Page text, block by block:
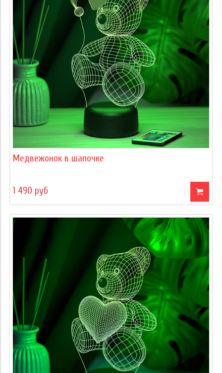
Медвежонок в шапочке
1 490 руб